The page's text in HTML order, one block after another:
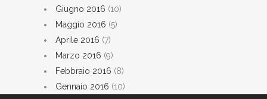
Giugno 2016 (10)
Maggio 2016 (5)
Aprile 2016 (7)
Marzo 2016 (9)
Febbraio 2016 (8)
Gennaio 2016 (10)